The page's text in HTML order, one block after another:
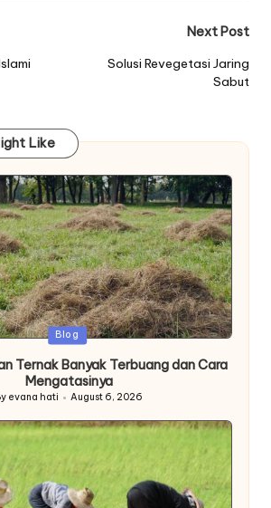
Next Post
Solusi Revegetasi Jaring
Sabut
Like
Posted
Blog
Ternak Banyak Terbuang dan Cara
Mengatasinya
evana hati August 6, 2026